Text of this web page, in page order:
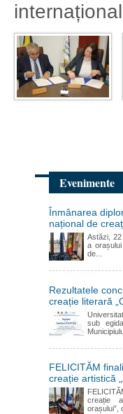
Evenimente
Înmânarea
național de
Astăzi,
a
de...
Rezultatele
creație literară
sub
FELICITĂM
creație artistică
creație
orașului”,